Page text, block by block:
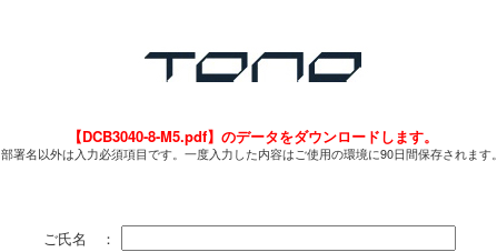
【DCB3040-8-M5.pdf】のデータをダウンロードします。
部署名以外は入力必須項目です。一度入力した内容はご使用の環境に90日間保存されます。
ご氏名 ：